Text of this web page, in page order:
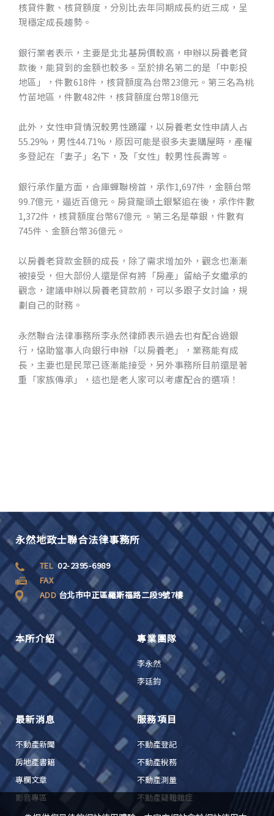
核貸件數、核貸額度，分別比去年同期成長約近三成，呈
現穩定成長趨勢。
銀行業者表示，主要是北北基房價較高，申辦以房養老貸
款後，能貸到的金額也較多。至於排名第二的是「中彰投
地區」，件數618件，核貸額度為台幣23億元。第三名為桃
竹苗地區，件數482件，核貸額度台幣18億元
此外，女性申貸情況較男性踴躍，以房養老女性申請人占
55.29%，男性44.71%，原因可能是很多夫妻購屋時，產權
多登記在「妻子」名下，及「女性」較男性長壽等。
銀行承作量方面，合庫蟬聯榜首，承作1,697件，金額台幣
99.7億元，逼近百億元。房貸龍頭土銀緊追在後，承作件數
1,372件，核貸額度台幣67億元 。第三名是華銀，件數有
745件、金額台幣36億元。
以房養老貸款金額的成長，除了需求增加外，觀念也漸漸
被接受，但大部份人還是保有將「房產」留給子女繼承的
觀念，建議申辦以房養老貸款前，可以多跟子女討論，規
劃自己的財務。
永然聯合法律事務所李永然律師表示過去也有配合過銀
行，協助當事人向銀行申辦「以房養老」，業務能有成
長，主要也是民眾已逐漸能接受，另外事務所目前還是著
重「家族傳承」，這也是老人家可以考慮配合的選項！
永然地政士聯合法律事務所
TEL02-2395-6989
FAX
ADD台北市中正區羅斯福路二段9號7樓
本所介紹 專業團隊
李永然
李廷鈞
最新消息
不動產新聞
房地產書籍
專欄文章
影音專區
服務項目
不動產登記
不動產稅務
不動產測量
不動產疑難雜症